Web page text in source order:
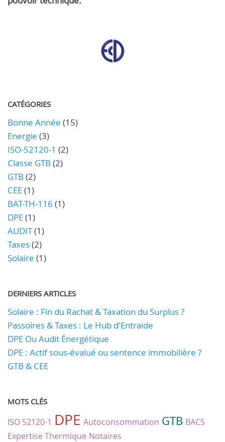
CATÉGORIES
Bonne Année (15)
Energie (3)
ISO-52120-1 (2)
Classe GTB (2)
GTB (2)
CEE(1)
BAT-TH-116 (1)
DPE(1)
AUDIT(1)
Taxes(2)
Solaire (1)
DERNIERS ARTICLES
Solaire : Fin du Rachat & Taxation du Surplus ?
Passoires & Taxes : Le Hub d'Entraide
DPE Ou Audit Énergétique
DPE : Actif sous-évalué ou sentence immobilière ?
GTB & CEE
MOTS CLÉS
ISO 52120-1 DPE Autoconsommation GTB BACS
Expertise Thermique Notaires